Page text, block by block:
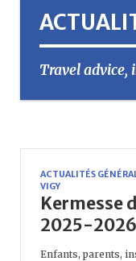
Travel
ACTUALITÉS
VIGY
Kermesse
2025-2026
Enfants, parents,